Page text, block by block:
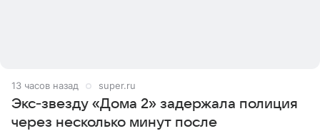
13 часов назад super.ru
Экс‑звезду «Дома 2» задержала полиция
через несколько минут после